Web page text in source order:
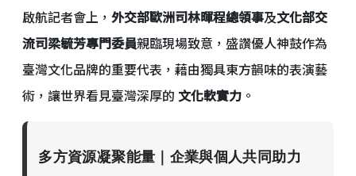
啟航記者會上， 外交部歐洲司林暉程總領事及文化部交
流司梁毓芳專門委員親臨現場致意，盛讚優人神鼓作為
臺灣文化品牌的重要代表，藉由獨具東方韻味的表演藝
術，讓世界看見臺灣深厚的 文化軟實力 。
多方資源凝聚能量｜企業與個人共同助力